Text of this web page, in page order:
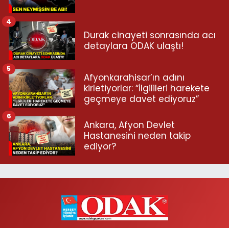
Durak cinayeti sonrasında acı
detaylara ODAK ulaştı!
4
Afyonkarahisar’ın adını
kirletiyorlar: “İlgilileri harekete
geçmeye davet ediyoruz”
5
Ankara, Afyon Devlet
Hastanesini neden takip
ediyor?
6